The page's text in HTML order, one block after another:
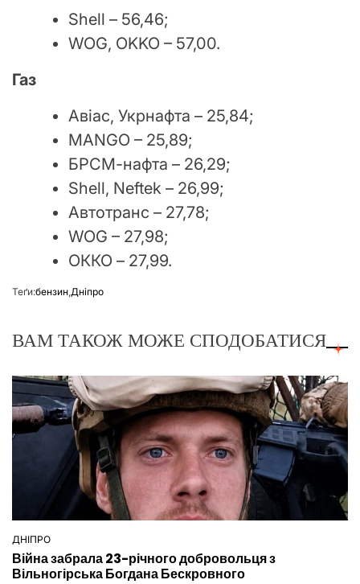
Shell – 56,46;
WOG, OKKO – 57,00.
Газ
Авіас, Укрнафта – 25,84;
MANGO – 25,89;
БРСМ-нафта – 26,29;
Shell, Neftek – 26,99;
Автотранс – 27,78;
WOG – 27,98;
ОККО – 27,99.
Теґи:бензин Дніпро
ВАМ ТАКОЖ МОЖЕ СПОДОБАТИСЯ
ОПУБЛІКУВАТИ
У
ДНІПРО
Війна забрала 23-річного добровольця з
Вільногірська Богдана Бескровного